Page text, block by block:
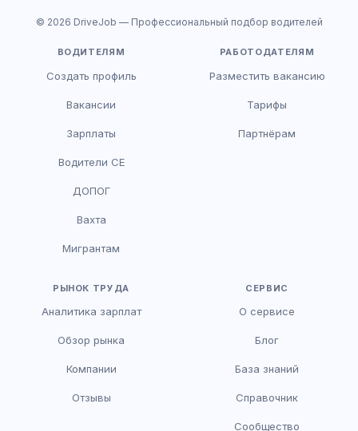
© 2026 DriveJob — Профессиональный подбор водителей
ВОДИТЕЛЯМ
Создать профиль
Вакансии
Зарплаты
Водители CE
ДОПОГ
Вахта
Мигрантам
РАБОТОДАТЕЛЯМ
Разместить вакансию
Тарифы
Партнёрам
РЫНОК ТРУДА
Аналитика зарплат
Обзор рынка
Компании
Отзывы
СЕРВИС
О сервисе
Блог
База знаний
Справочник
Сообщество
HR-консультант
Здравствуйте! Я AI-консультант DriveJob.
помочь?